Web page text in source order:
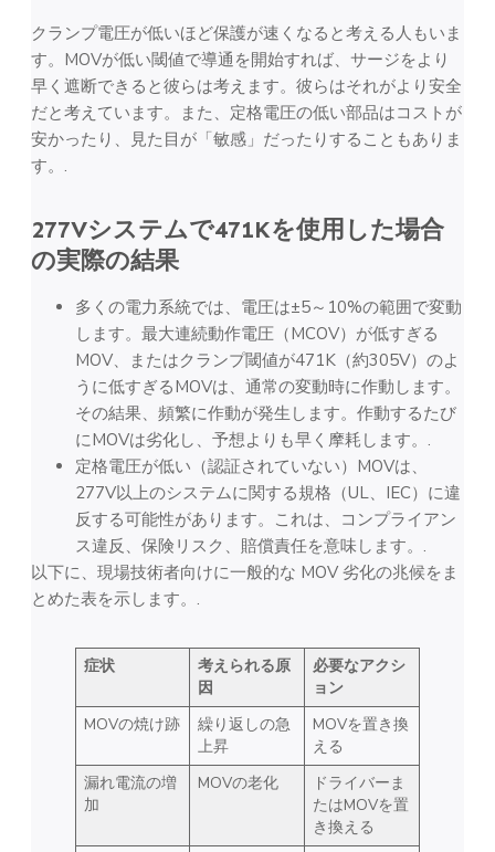
クランプ電圧が低いほど保護が速くなると考える人もいま
す。MOVが低い閾値で導通を開始すれば、サージをより
早く遮断できると彼らは考えます。彼らはそれがより安全
だと考えています。また、定格電圧の低い部品はコストが
安かったり、見た目が「敏感」だったりすることもありま
す。.
277Vシステムで471Kを使用した場合
の実際の結果
多くの電力系統では、電圧は±5～10%の範囲で変動
します。最大連続動作電圧（MCOV）が低すぎる
MOV、またはクランプ閾値が471K（約305V）のよ
うに低すぎるMOVは、通常の変動時に作動します。
その結果、頻繁に作動が発生します。作動するたび
にMOVは劣化し、予想よりも早く摩耗します。.
定格電圧が低い（認証されていない）MOVは、
277V以上のシステムに関する規格（UL、IEC）に違
反する可能性があります。これは、コンプライアン
ス違反、保険リスク、賠償責任を意味します。.
以下に、現場技術者向けに一般的な MOV 劣化の兆候をま
とめた表を示します。.
症状
考えられる原
因
必要なアクシ
ョン
MOVの焼け跡
繰り返しの急
上昇
MOVを置き換
える
漏れ電流の増
加
MOVの老化
ドライバーま
たはMOVを置
き換える